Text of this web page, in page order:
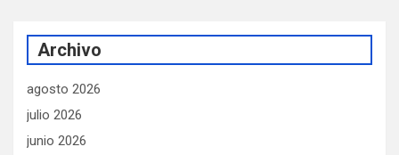
Archivo
agosto 2026
julio 2026
junio 2026